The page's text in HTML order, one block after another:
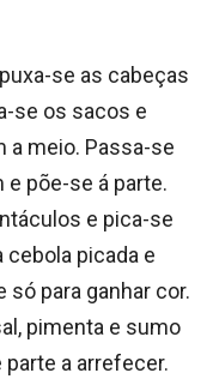
se as cabeças
se os sacos e
a meio. Passa-se
e põe-se á parte.
e pica-se
cebola picada e
só para ganhar cor.
pimenta e sumo
parte a arrefecer.